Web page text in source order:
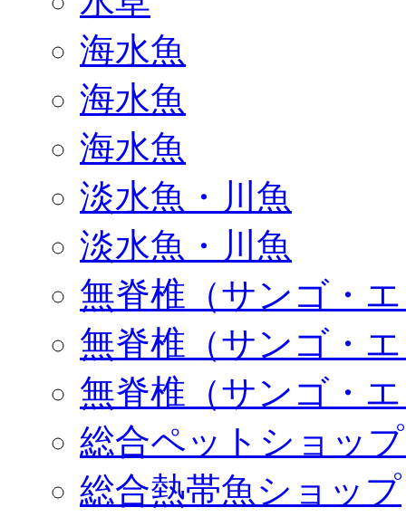
海水魚
海水魚
海水魚
淡水魚・川魚
淡水魚・川魚
無脊椎（サンゴ・
無脊椎（サンゴ・
無脊椎（サンゴ・
総合ペットショッ
総合熱帯魚ショップ